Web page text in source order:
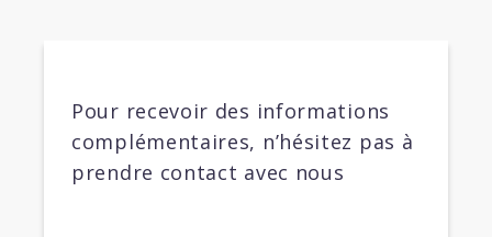
Pour recevoir des informations
complémentaires, n’hésitez pas à
prendre contact avec nous